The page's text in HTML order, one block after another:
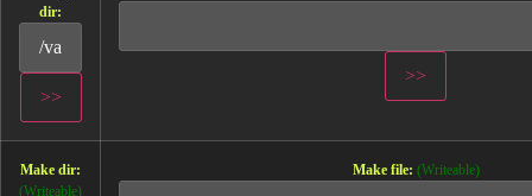
dir:
Make dir:
(Writeable)
Make file: (Writeable)